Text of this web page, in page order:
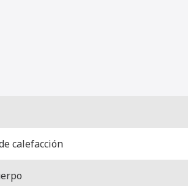
calefacción